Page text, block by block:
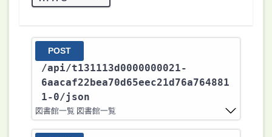
POST
/api/t131113d0000000021-
6aacaf22bea70d65eec21d76a764881
1-0/json
図書館一覧 図書館一覧